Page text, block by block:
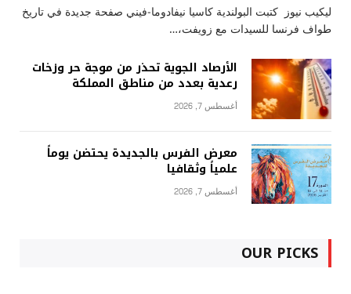
ليكيب نيوز كتبت البولندية كاسيا نيفادوما-فيني صفحة جديدة في تاريخ
طواف فرنسا للسيدات مع زويفت،…
الأرصاد الجوية تحذر من موجة حر وزخات
رعدية بعدد من مناطق المملكة
أغسطس 7, 2026
معرض الفرس بالجديدة يحتضن يوماً
علمياً وثقافيا
أغسطس 7, 2026
OUR PICKS